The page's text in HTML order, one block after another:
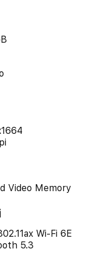
Video Memory
Wi-Fi 6E
5.3